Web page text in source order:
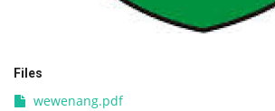
English
Files
wewenang.pdf